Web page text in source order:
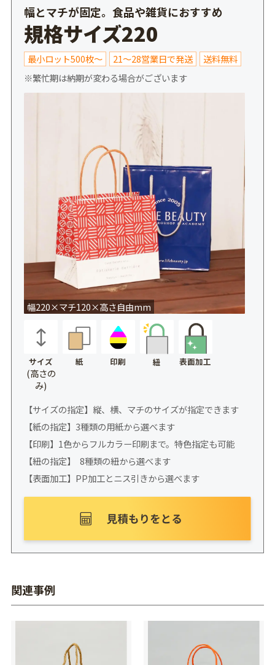
幅とマチが固定。食品や雑貨におすすめ
規格サイズ220
最小ロット500枚～ 21～28営業日で発送
送料無料
※繁忙期は納期が変わる場合がございます
幅220×マチ120×高さ自由mm
サイズ
(高さの
み)
紙 印刷 紐 表面加工
【サイズの指定】縦、横、マチのサイズが指定できます
【紙の指定】3種類の用紙から選べます
【印刷】1色からフルカラー印刷まで。特色指定も可能
【紐の指定】 8種類の紐から選べます
【表面加工】PP加工とニス引きから選べます
関連事例